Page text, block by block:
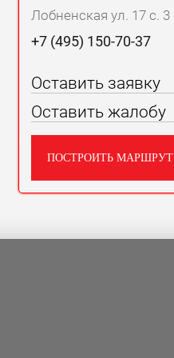
Лобненская ул. 17 с. 3
+7 (495) 150-70-37
Оставить заявку
Оставить жалобу
ПОСТРОИТЬ МАРШРУТ